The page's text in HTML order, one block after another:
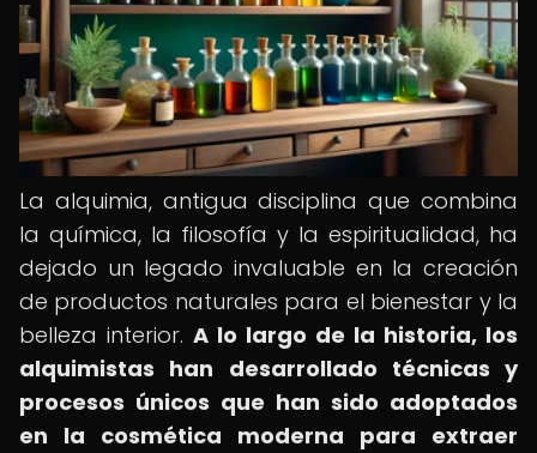
La alquimia, antigua disciplina que combina
la química, la filosofía y la espiritualidad, ha
dejado un legado invaluable en la creación
de productos naturales para el bienestar y la
belleza interior. A lo largo de la historia, los
alquimistas han desarrollado técnicas y
procesos únicos que han sido adoptados
en la cosmética moderna para extraer